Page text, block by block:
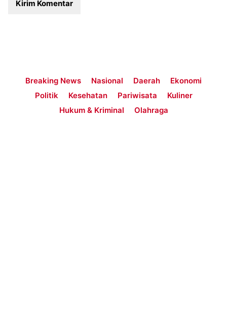
Breaking News Nasional Daerah
Ekonomi
Politik
Kesehatan Pariwisata
Kuliner
Hukum & Kriminal
Olahraga